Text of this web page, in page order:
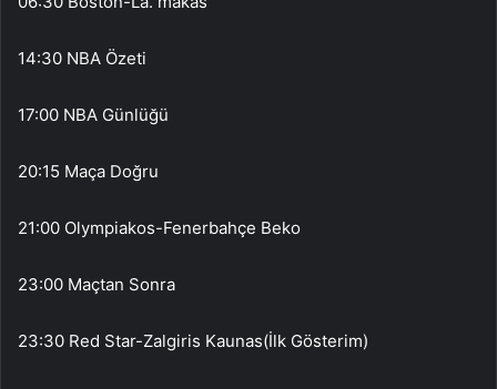
14:30 NBA Özeti
17:00 NBA Günlüğü
20:15 Maça Doğru
21:00 Olympiakos-Fenerbahçe Beko
23:00 Maçtan Sonra
23:30 Red Star-Zalgiris Kaunas(İlk Gösterim)